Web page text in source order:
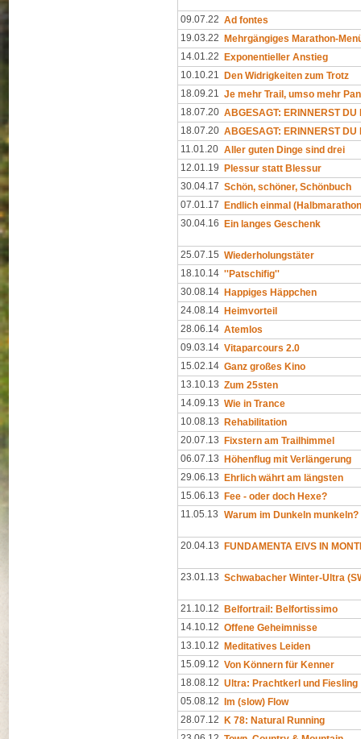
09.07.22 Ad fontes
19.03.22
Mehrgängiges Marathon-
14.01.22
Exponentieller Anstieg
10.10.21
Den Widrigkeiten zum Trotz
18.09.21 Je mehr Trail, umso mehr
18.07.20 ABGESAGT: ERINNERST DU
18.07.20 ABGESAGT: ERINNERST DU
11.01.20 Aller guten Dinge sind drei
12.01.19
Plessur statt Blessur
30.04.17 Schön, schöner, Schönbuch
07.01.17
Endlich einmal
30.04.16
Ein langes Geschenk
25.07.15 Wiederholungstäter
18.10.14 ''Patschifig''
30.08.14 Happiges Häppchen
24.08.14 Heimvorteil
28.06.14 Atemlos
09.03.14 Vitaparcours 2.0
15.02.14 Ganz großes Kino
13.10.13 Zum 25sten
14.09.13 Wie in Trance
10.08.13
Rehabilitation
20.07.13
Fixstern am Trailhimmel
06.07.13
Höhenflug mit Verlängerung
29.06.13
Ehrlich währt am längsten
15.06.13
Fee - oder doch Hexe?
11.05.13 Warum im Dunkeln munkeln?
20.04.13 FUNDAMENTA EIVS IN
23.01.13 Schwabacher Winter-Ultra
21.10.12
Belfortrail: Belfortissimo
14.10.12 Offene Geheimnisse
13.10.12
Meditatives Leiden
15.09.12 Von Könnern für Kenner
18.08.12 Ultra: Prachtkerl und Fiesling
05.08.12
Im (slow) Flow
28.07.12
K 78: Natural Running